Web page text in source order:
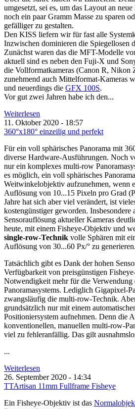
umgesetzt, sei es, um das Layout an neue
noch ein paar Gramm Masse zu sparen
gefälliger zu gestalten.
Den KISS liefern wir für fast alle
Inzwischen dominieren die Spiegellosen
Zunächst waren das die MFT-Modelle
aktuell sind es neben den Fuji-X und
die Vollformatkameras (Canon R, Nikon
zunehmend auch Mittelformat-Kameras
und neuerdings die GFX 100S.
Vor gut zwei Jahren habe ich den...
Weiterlesen
11. Oktober 2020 - 18:57
360°x180° einzeilig und perfekt
Für ein voll sphärisches Panorama mit
diverse Hardware-Ausführungen. Noch
nur ein komplexes multi-row
es möglich, ein voll sphärisches
Weitwinkelobjektiv aufzunehmen, wenn
Auflösung von 10...15 Pixeln pro Grad
Jahre hat sich aber viel verändert, ist
kostengünstiger geworden. Insbesondere
Sensorauflösung aktueller Kameras
heute, mit einem Fisheye-Objektiv und
single-row-Technik volle Sphären mit
Auflösung von 30...60 Px/° zu generieren.
Tatsächlich gibt es Dank der hohen
Verfügbarkeit von preisgünstigen
Notwendigkeit mehr für die Verwendung
Panoramasystems. Lediglich Gigapixel-
zwangsläufig die multi-row-Technik.
grundsätzlich nur mit einem
Positioniersystem aufnehmen. Denn die
konventionellen, manuellen multi-row-
viel zu fehleranfällig. Das gilt
...
Weiterlesen
26. September 2020 - 14:34
TTArtisan 11mm Fullframe Fisheye
Ein Fisheye-Objektiv ist das